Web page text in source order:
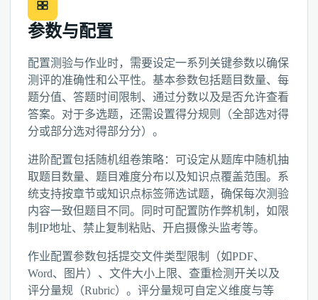
参数与配置
配置测验与作业时，需要设定一系列关键参数以确保
测评的准确性和公平性。基本参数包括题目数量、每
题分值、答题时间限制、通过分数以及是否允许查看
答案。对于多选题，还需设置得分规则（全部选对得
分或部分选对得部分分）。
进阶配置包括随机组卷策略：可设定从题库中随机抽
取题目数量、题目难度分布以及知识点覆盖范围。系
统支持按章节或知识点标签筛选试题，确保每次测验
内容一致但题目不同。同时可配置防作弊机制，如限
制IP地址、禁止复制粘贴、开启摄像头监考等。
作业配置参数包括提交文件类型限制（如PDF、
Word、图片）、文件大小上限、查重检测开关以及
评分量规（Rubric）。评分量规可自定义维度与等